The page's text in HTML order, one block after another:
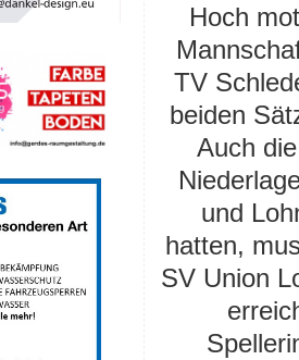
Hoch
TV
beiden
Auch
und
hatten,
SV Union